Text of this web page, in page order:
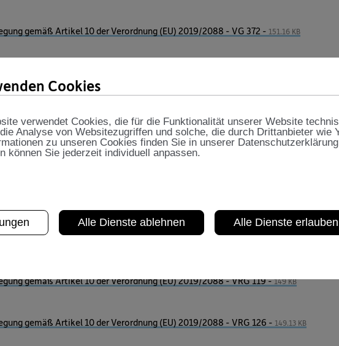
gemäß Artikel 10 der Verordnung (EU) 2019/2088 - VG 372 - 151.16 KB
gemäß Artikel 10 der Verordnung (EU) 2019/2088 - VG 606 -
gemäß Artikel 10 der Verordnung (EU) 2019/2088 - VG 667 -
gemäß Artikel 10 der Verordnung (EU) 2019/2088 - VG 668 -
gemäß Artikel 10 der Verordnung (EU) 2019/2088 - VRG 109 -
gemäß Artikel 10 der Verordnung (EU) 2019/2088 - VRG 115 -
gemäß Artikel 10 der Verordnung (EU) 2019/2088 - VRG 119 -149 KB
gemäß Artikel 10 der Verordnung (EU) 2019/2088 - VRG 126 - 149.13 KB
Cookies
verwendet Cookies, die für die Funktionalität unserer Website
Analyse von Websitezugriffen und solche, die durch Drittanbieter wie
zu unseren Cookies finden Sie in unserer
können Sie jederzeit individuell anpassen.
Alle Dienste ablehnen Alle Dienste erlauben